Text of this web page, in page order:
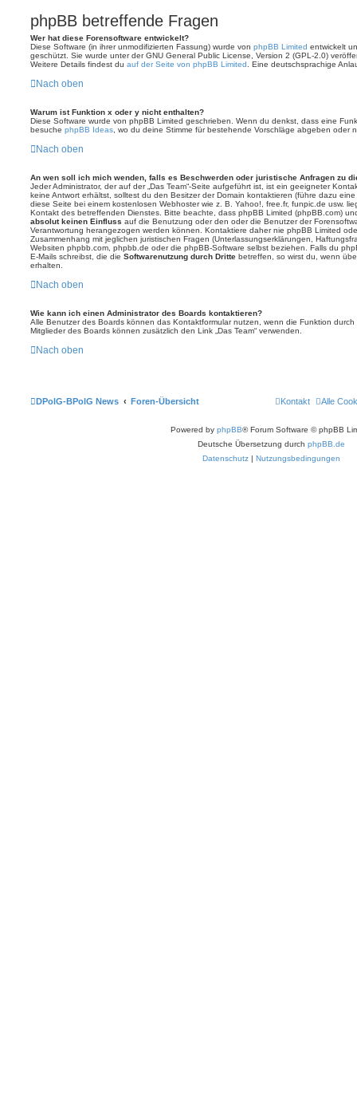
phpBB betreffende Fragen
Wer hat diese Forensoftware entwickelt?
Diese Software (in ihrer unmodifizierten Fassung) wurde von phpBB Limited entwickelt
geschützt. Sie wurde unter der GNU General Public License, Version 2 (GPL-2.0)
Weitere Details findest du auf der Seite von phpBB Limited . Eine deutschsprachige
Nach oben
Warum ist Funktion x oder y nicht enthalten?
Diese Software wurde von phpBB Limited geschrieben. Wenn du denkst, dass eine
besuche phpBB Ideas , wo du deine Stimme für bestehende Vorschläge abgeben oder
Nach oben
An wen soll ich mich wenden, falls es Beschwerden oder juristische Anfragen zu
Jeder Administrator, der auf der „Das Team“-Seite aufgeführt ist, ist ein geeigneter
keine Antwort erhältst, solltest du den Besitzer der Domain kontaktieren (führe dazu eine
diese Seite bei einem kostenlosen Webhoster wie z. B. Yahoo!, free.fr, funpic.de usw.
Kontakt des betreffenden Dienstes. Bitte beachte, dass phpBB Limited (phpBB.com)
absolut keinen Einfluss auf die Benutzung oder den oder die Benutzer der
Verantwortung herangezogen werden können. Kontaktiere daher nie phpBB Limited
Zusammenhang mit jeglichen juristischen Fragen (Unterlassungserklärungen,
Websiten phpbb.com, phpbb.de oder die phpBB-Software selbst beziehen. Falls du
E-Mails schreibst, die die Softwarenutzung durch Dritte betreffen, so wirst du, wenn
erhalten.
Nach oben
Wie kann ich einen Administrator des Boards kontaktieren?
Alle Benutzer des Boards können das Kontaktformular nutzen, wenn die Funktion
Mitglieder des Boards können zusätzlich den Link „Das Team“ verwenden.
Nach oben
DPolG-BPolG News Foren-Übersicht Alle
Kontakt
Powered by phpBB® Forum Software © phpBB
Deutsche Übersetzung durch phpBB.de
Datenschutz | Nutzungsbedingungen